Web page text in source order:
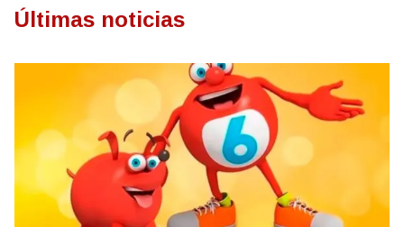
Últimas noticias